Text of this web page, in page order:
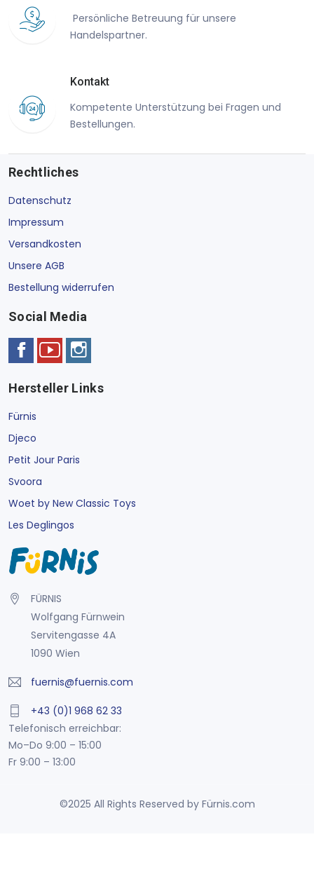
Persönliche Betreuung für unsere
Handelspartner.
Kontakt
Kompetente Unterstützung bei Fragen und
Bestellungen.
Rechtliches
Datenschutz
Impressum
Versandkosten
Unsere AGB
Bestellung widerrufen
Social Media
Hersteller Links
Fürnis
Djeco
Petit Jour Paris
Svoora
Woet by New Classic Toys
Les Deglingos
FÜRNIS
Wolfgang Fürnwein
Servitengasse 4A
1090 Wien
fuernis@fuernis.com
+43 (0)1 968 62 33
Telefonisch erreichbar:
Mo–Do 9:00 – 15:00
Fr 9:00 – 13:00
©2025 All Rights Reserved by Fürnis.com